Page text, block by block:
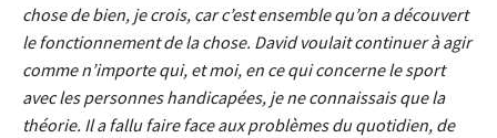
chose de bien, je crois, car c’est ensemble qu’on a découvert
le fonctionnement de la chose. David voulait continuer à agir
comme n’importe qui, et moi, en ce qui concerne le sport
avec les personnes handicapées, je ne connaissais que la
théorie. Il a fallu faire face aux problèmes du quotidien, de